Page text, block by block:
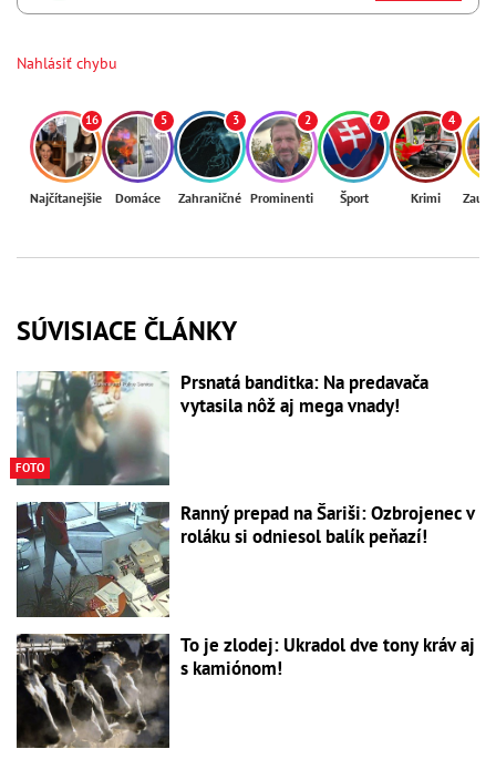
Nahlásiť chybu
16
Najčítanejšie
5
Domáce
3
Zahraničné
2
Prominenti
7
Šport
4
Krimi
SÚVISIACE ČLÁNKY
FOTO
Prsnatá banditka: Na predavača
vytasila nôž aj mega vnady!
Ranný prepad na Šariši: Ozbrojenec v
roláku si odniesol balík peňazí!
To je zlodej: Ukradol dve tony kráv aj
s kamiónom!